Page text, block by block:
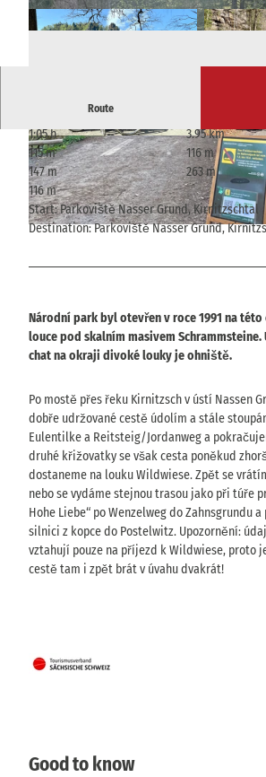
© Veit Riffer, Tourismusverband Sächsische Schweiz
© Veit Riffer, Tourismusverband Sächsische Sc
hweiz
© Veit Riffer,
Route
1:05 h
3.95 km
115 m
116 m
147 m
263 m
116 m
Start: Parkoviště Nasser Grund, Kirnitzschtal
Destination: Parkoviště Nasser Grund,
Národní park byl otevřen v roce 1991 na
louce pod skalním masivem Schrammsteine.
chat na okraji divoké louky je ohniště.
Po mostě přes řeku Kirnitzsch v ústí Nassen
dobře udržované cestě údolím a stále
Eulentilke a Reitsteig/Jordanweg a
druhé křižovatky se však cesta poněkud
dostaneme na louku Wildwiese. Zpět se
nebo se vydáme stejnou trasou jako při túře
Hohe Liebe“ po Wenzelweg do Zahnsgrundu
silnici z kopce do Postelwitz. Upozornění:
vztahují pouze na příjezd k Wildwiese, proto
cestě tam i zpět brát v úvahu dvakrát!
Good to know